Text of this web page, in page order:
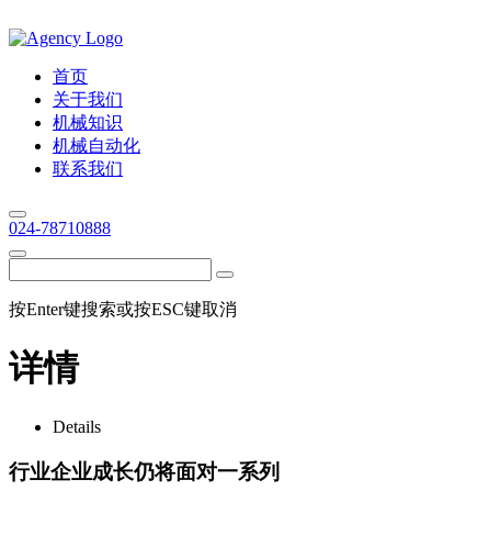
首页
关于我们
机械知识
机械自动化
联系我们
024-78710888
按Enter键搜索或按ESC键取消
详情
Details
行业企业成长仍将面对一系列